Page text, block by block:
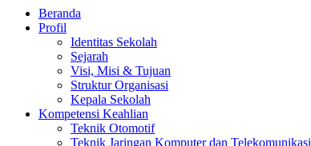
Beranda
Profil
Identitas Sekolah
Sejarah
Visi, Misi & Tujuan
Struktur Organisasi
Kepala Sekolah
Kompetensi Keahlian
Teknik Otomotif
Teknik Jaringan Komputer dan Telekomunikasi